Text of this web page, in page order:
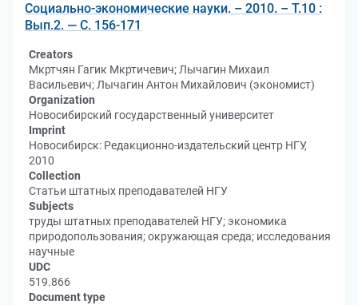
Социально-экономические науки. – 2010. – Т.10 :
Вып.2. — С. 156-171
Creators
Мкртчян Гагик Мкртичевич; Лычагин Михаил
Васильевич; Лычагин Антон Михайлович (экономист)
Organization
Новосибирский государственный университет
Imprint
Новосибирск: Редакционно-издательский центр НГУ,
2010
Collection
Статьи штатных преподавателей НГУ
Subjects
труды штатных преподавателей НГУ; экономика
природопользования; окружающая среда; исследования
научные
UDC
519.866
Document type